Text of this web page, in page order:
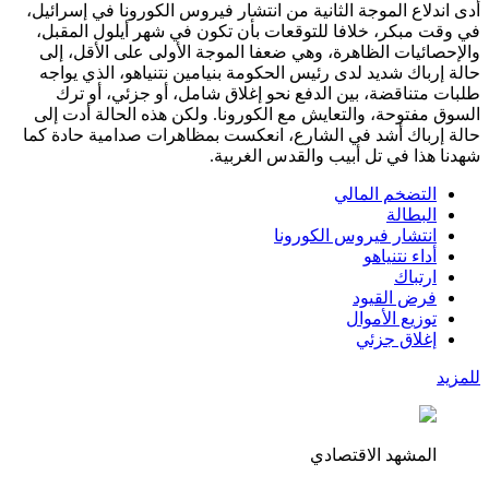
أدى اندلاع الموجة الثانية من انتشار فيروس الكورونا في إسرائيل،
في وقت مبكر، خلافا للتوقعات بأن تكون في شهر أيلول المقبل،
والإحصائيات الظاهرة، وهي ضعفا الموجة الأولى على الأقل، إلى
حالة إرباك شديد لدى رئيس الحكومة بنيامين نتنياهو، الذي يواجه
طلبات متناقضة، بين الدفع نحو إغلاق شامل، أو جزئي، أو ترك
السوق مفتوحة، والتعايش مع الكورونا. ولكن هذه الحالة أدت إلى
حالة إرباك أشد في الشارع، انعكست بمظاهرات صدامية حادة كما
شهدنا هذا في تل أبيب والقدس الغربية.
التضخم المالي
البطالة
انتشار فيروس الكورونا
أداء نتنياهو
ارتباك
فرض القيود
توزيع الأموال
إغلاق جزئي
للمزيد
المشهد الاقتصادي